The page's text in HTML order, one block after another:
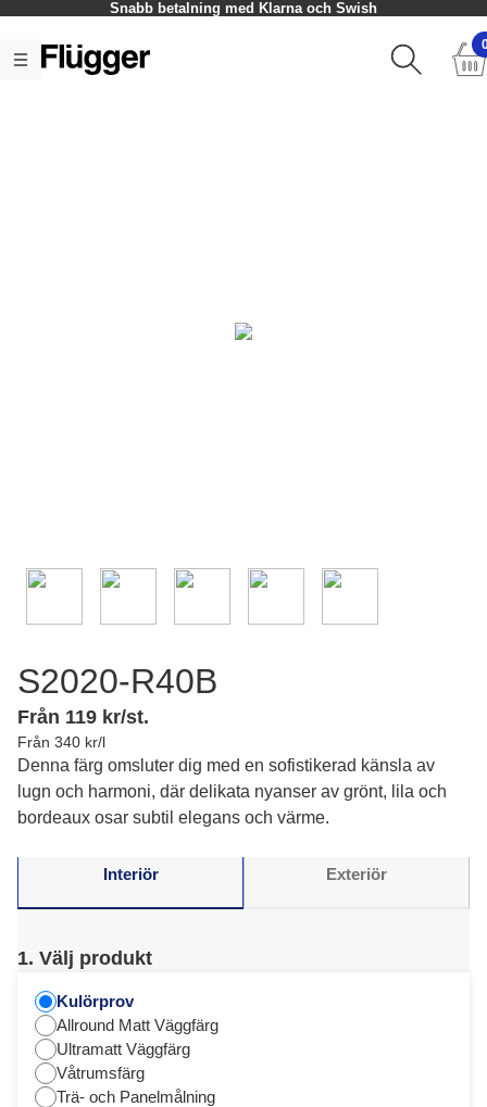
Snabb betalning med Klarna och Swish
S2020-R40B
Från 119 kr/st.
Från 340 kr/l
Denna färg omsluter dig med en sofistikerad känsla av
lugn och harmoni, där delikata nyanser av grönt, lila och
bordeaux osar subtil elegans och värme.
Interiör Exteriör
1. Välj produkt
Kulörprov
Allround Matt Väggfärg
Ultramatt Väggfärg
Våtrumsfärg
Trä- och Panelmålning